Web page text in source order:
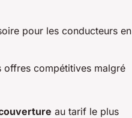
pour les conducteurs en
offres compétitives malgré
au tarif le plus